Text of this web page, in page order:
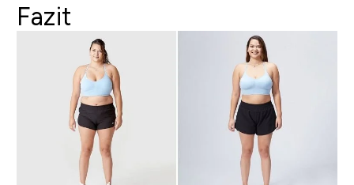
Fazit